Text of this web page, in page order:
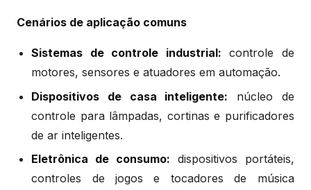
Cenários de aplicação comuns
Sistemas de controle industrial: controle de
motores, sensores e atuadores em automação.
Dispositivos de casa inteligente: núcleo de
controle para lâmpadas, cortinas e purificadores
de ar inteligentes.
Eletrônica de consumo: dispositivos portáteis,
controles de jogos e tocadores de música